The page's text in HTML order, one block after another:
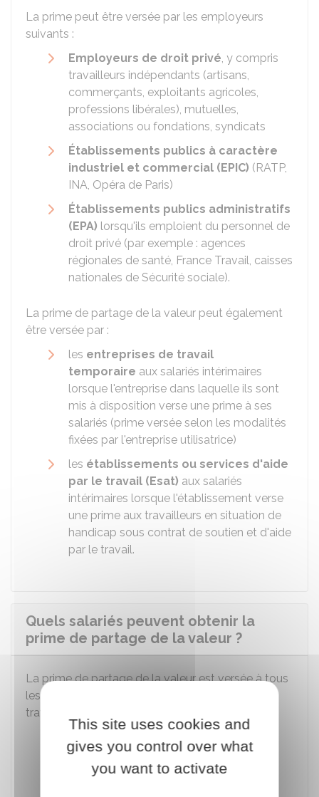
La prime peut être versée par les employeurs
suivants :
Employeurs de droit privé, y compris
travailleurs indépendants (artisans,
commerçants, exploitants agricoles,
professions libérales), mutuelles,
associations ou fondations, syndicats
Établissements publics à caractère
industriel et commercial (EPIC) (RATP,
INA, Opéra de Paris)
Établissements publics administratifs
(EPA) lorsqu'ils emploient du personnel de
droit privé (par exemple : agences
régionales de santé, France Travail, caisses
nationales de Sécurité sociale).
La prime de partage de la valeur peut également
être versée par :
les entreprises de travail
temporaire aux salariés intérimaires
lorsque l'entreprise dans laquelle ils sont
mis à disposition verse une prime à ses
salariés (prime versée selon les modalités
fixées par l'entreprise utilisatrice)
les établissements ou services d'aide
par le travail (Esat) aux salariés
intérimaires lorsque l'établissement verse
une prime aux travailleurs en situation de
handicap sous contrat de soutien et d'aide
par le travail.
Quels salariés peuvent obtenir la
prime de partage de la valeur ?
La prime de partage de la valeur est versée à tous
les salariés liés à l'entreprise par un contrat de
travail à une des dates suivantes :
Date de dépôt de l'accord d'entreprise
This site uses cookies and
gives you control over what
you want to activate